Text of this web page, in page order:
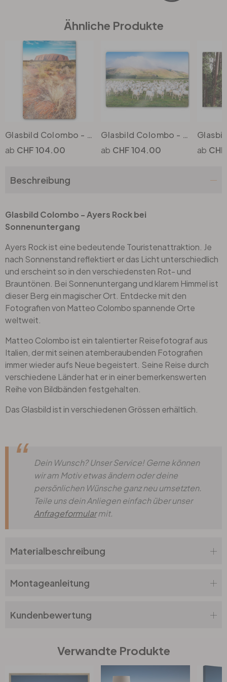
Bad
Eingangsbereich
Ähnliche Produkte
Glasbild Colombo - Ayers Rock
CHF 104.00
Glasbild Colombo - Die Schafherde
CHF 104.00
Beschreibung
Glasbild Colombo - Ayers Rock bei
Sonnenuntergang
Ayers Rock ist eine bedeutende Touristenattraktion. Je
nach Sonnenstand reflektiert er das Licht unterschiedlich
und erscheint so in den verschiedensten Rot- und
Brauntönen. Bei Sonnenuntergang und klarem Himmel ist
dieser Berg ein magischer Ort. Entdecke mit den
Fotografien von Matteo Colombo spannende Orte
weltweit.
Matteo Colombo ist ein talentierter Reisefotograf aus
Italien, der mit seinen atemberaubenden Fotografien
immer wieder aufs Neue begeistert. Seine Reise durch
verschiedene Länder hat er in einer bemerkenswerten
Reihe von Bildbänden festgehalten.
Das Glasbild ist in verschiedenen Grössen erhältlich.
Dein Wunsch? Unser Service! Gerne können
wir am Motiv etwas ändern oder deine
persönlichen Wünsche ganz neu umsetzten.
Teile uns dein Anliegen einfach über unser
Anfrageformularmit.
Materialbeschreibung
Montageanleitung
Kundenbewertung
Verwandte Produkte